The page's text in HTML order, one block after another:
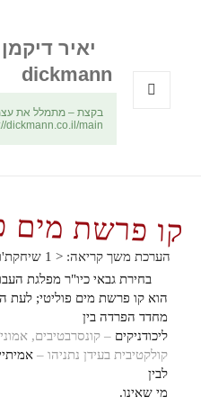
dickmann
בקצת – מתמלל את
dickmann.co.il/main
קו פרשת מים
הערכת משך קריאה: < 1
בחירת גבאי כיו"ר מפלגת
הוא קו פרשת מים פוליטי; לעת
מחדד הפרדה בין
ליכודניקים– קונסרבטיבים,
קולקטיבית בעידן נתניהו –
לבין
מי שאינו.